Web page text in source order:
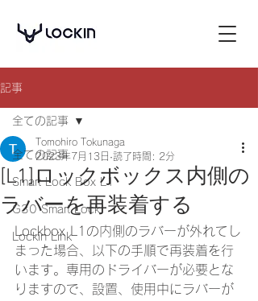
記事
全ての記事
Smart Lock Box L1
G30 Smart Lock
Lockin Link
全ての記事
[L1]ロックボックス内側の
ラバーを再装着する
Tomohiro Tokunaga
2023年7月13日 読了時間: 2分
Lockbox L1の内側のラバーが外れてし
まった場合、以下の手順で再装着を行
います。専用のドライバーが必要とな
りますので、設置、使用中にラバーが